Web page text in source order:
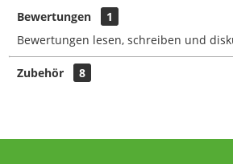
Bewertungen
1
Bewertungen lesen, schreiben und
Zubehör 8